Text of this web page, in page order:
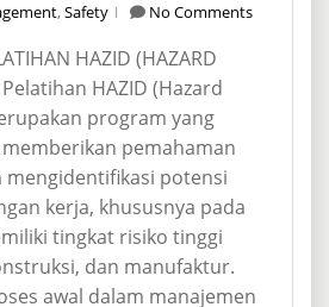
,Safety No Comments
HAZID (HAZARD
Pelatihan HAZID (Hazard
program yang
pemahaman
mengidentifikasi potensi
kerja, khususnya pada
tingkat risiko tinggi
dan manufaktur.
awal dalam manajemen